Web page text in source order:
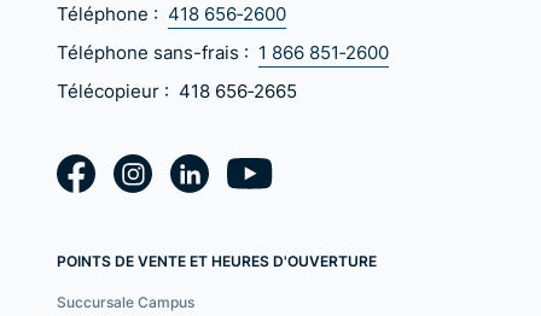
Téléphone : 418 656‑2600
Téléphone sans-frais : 1 866 851‑2600
Télécopieur : 418 656‑2665
POINTS DE VENTE ET HEURES D'OUVERTURE
Succursale Campus